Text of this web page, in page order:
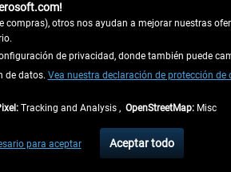
Aviso legal
las posibles tasas de recepción si no se describe lo
los demás países se pueden consultar en la
otros nos ayudan a mejorar nuestras
de privacidad, donde también puede
de datos. Vea nuestra declaración de protección de
Tracking and Analysis , OpenStreetMap: Misc
para aceptar Aceptar todo